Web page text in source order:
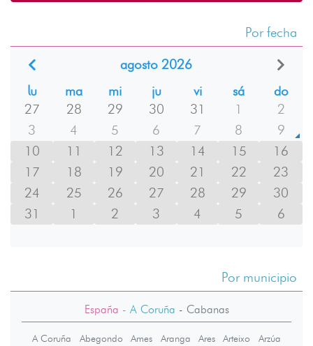
Por fecha
agosto 2026
lu
ma mi ju vi sá
do
27
28 29 30 31 1
2
3
4 5 6 7 8
9
10
11 12 13 14 15
16
17
18 19 20 21 22
23
24
25 26 27 28 29
30
31
1 2 3 4 5 6
Por municipio
España - A Coruña - Cabanas
A Coruña Abegondo Ames Aranga Ares Arteixo
Arzúa